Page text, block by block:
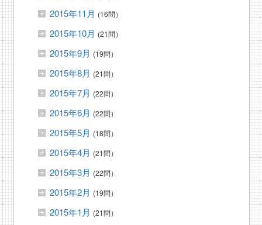
2015年11月 (16問）
2015年10月 (21問）
2015年9月 (19問）
2015年8月 (21問）
2015年7月 (22問）
2015年6月 (22問）
2015年5月 (18問）
2015年4月 (21問）
2015年3月 (22問）
2015年2月 (19問）
2015年1月 (21問）